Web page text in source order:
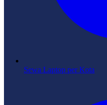
Sewa Laptop per Kota